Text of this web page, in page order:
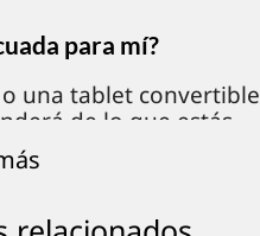
para mí?
una tablet convertible
de lo que estás
un dispositivo.
¿Estás buscando
fácil de usar y